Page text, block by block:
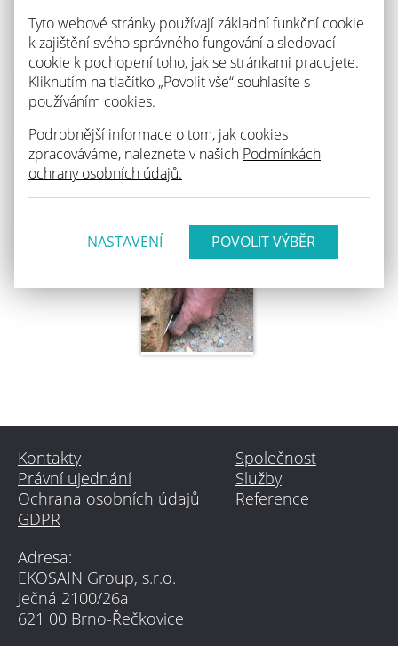
Tyto webové stránky používají základní funkční cookie
k zajištění svého správného fungování a sledovací
cookie k pochopení toho, jak se stránkami pracujete.
Kliknutím na tlačítko „Povolit vše“ souhlasíte s
používáním cookies.
Podrobnější informace o tom, jak cookies
zpracováváme, naleznete v našich Podmínkách
ochrany osobních údajů.
NASTAVENÍ
SAREP a.s.
systém pulsní elektroosmózy AKJI
Zpět na seznam
Kontakty
Právní ujednání
Ochrana osobních údajů
GDPR
Společnost
Služby
Reference
Adresa:
EKOSAIN Group, s.r.o.
Ječná 2100/26a
621 00 Brno-Řečkovice